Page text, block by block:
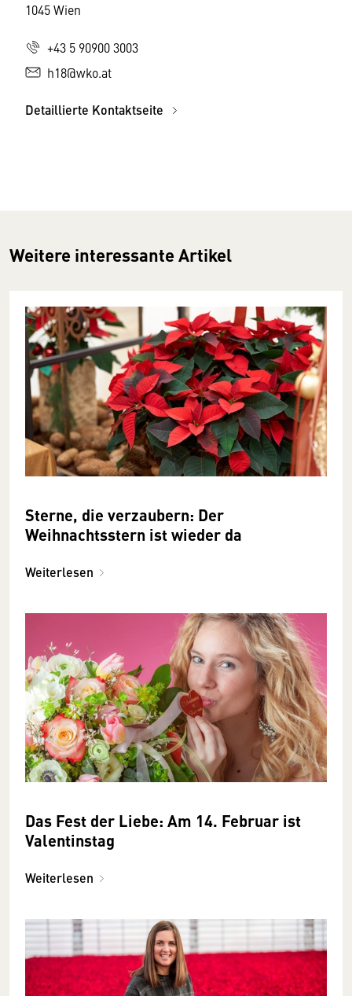
1045 Wien
+43 5 90900 3003
h18@wko.at
Detaillierte Kontaktseite
Weitere interessante Artikel
Sterne, die verzaubern: Der
Weihnachtsstern ist wieder da
Weiterlesen
Das Fest der Liebe: ­­Am 14. Februar ist
Valentins­tag
Weiterlesen